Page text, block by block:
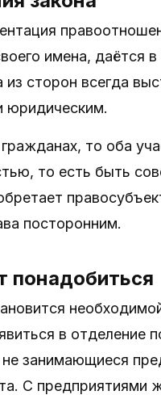
имена, даётся
из сторон всегда
юридическим.
то оба
то есть быть
посторонним.
понадобиться
в отделение
не занимающиеся
С предприятиями